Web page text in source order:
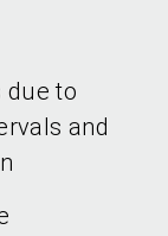
due to
and